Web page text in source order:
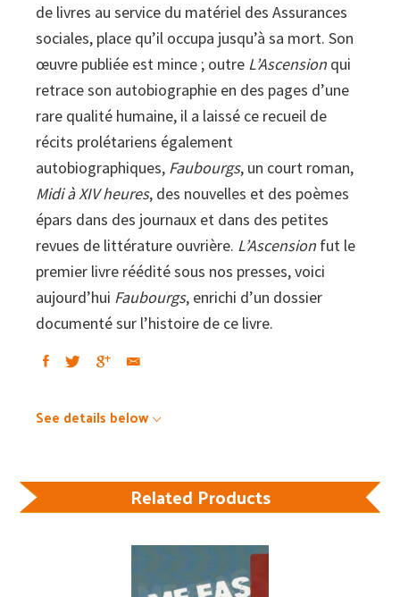
de livres au service du matériel des Assurances
sociales, place qu’il occupa jusqu’à sa mort. Son
œuvre publiée est mince ; outre L’Ascension qui
retrace son autobiographie en des pages d’une
rare qualité humaine, il a laissé ce recueil de
récits prolétariens également
autobiographiques, Faubourgs, un court roman,
Midi à XIV heures, des nouvelles et des poèmes
épars dans des journaux et dans des petites
revues de littérature ouvrière. L’Ascension fut le
premier livre réédité sous nos presses, voici
aujourd’hui Faubourgs, enrichi d’un dossier
documenté sur l’histoire de ce livre.
See details below
Related Products